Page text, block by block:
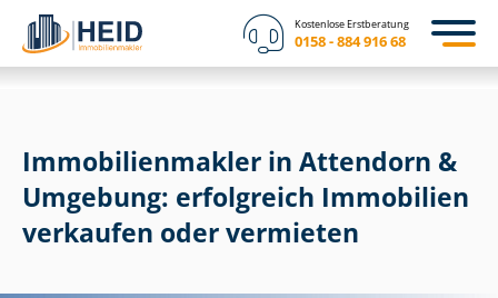
Kostenlose Erstberatung
0158 - 884 916 68
Im­mo­bi­li­en­mak­ler in Attendorn &
Umgebung: erfolgreich Immobilien
verkaufen oder vermieten